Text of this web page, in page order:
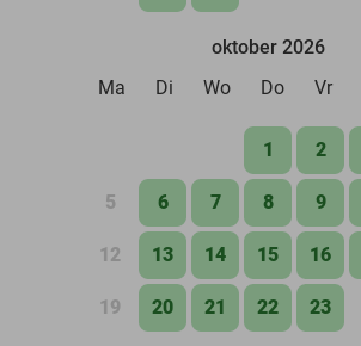
oktober 2026
Ma
Di Wo Do Vr
1 2
5 6 7 8 9
12 13 14 15 16
19 20 21 22 23